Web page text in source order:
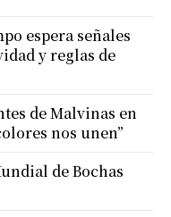
espera señales
y reglas de
de Malvinas en
nos unen”
de Bochas